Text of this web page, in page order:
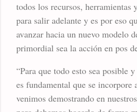
todos los recursos, herramientas
para salir adelante y es por eso
avanzar hacia un nuevo modelo
primordial sea la acción en pos
“Para que todo esto sea posible
es fundamental que se
venimos demostrando en